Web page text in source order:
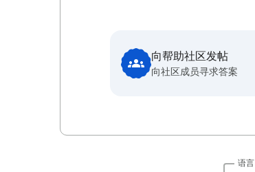
向帮助社区发帖
向社区成员寻求答案
语言